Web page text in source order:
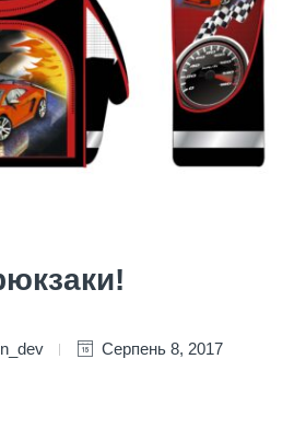
Серпень 8, 2017